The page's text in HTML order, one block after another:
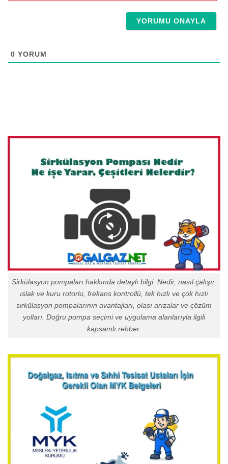
0 YORUM
Sirkülasyon pompaları hakkında detaylı bilgi: Nedir, nasıl çalışır,
ıslak ve kuru rotorlu, frekans kontrollü, tek hızlı ve çok hızlı
sirkülasyon pompalarının avantajları, olası arızalar ve çözüm
yolları. Doğru pompa seçimi ve uygulama alanlarıyla ilgili
kapsamlı rehber.